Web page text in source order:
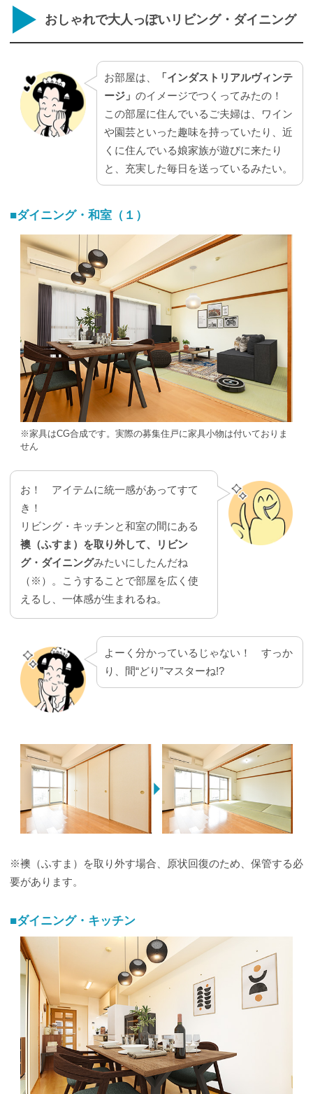
おしゃれで大人っぽいリビング・ダイニング
お部屋は、
「インダストリアルヴィンテ
ージ」 のイメージでつくってみたの！
この部屋に住んでいるご夫婦は、ワイン
や園芸といった趣味を持っていたり、近
くに住んでいる娘家族が遊びに来たり
と、充実した毎日を送っているみたい。
■ダイニング・和室（１）
※家具はCG合成です。実際の募集住戸に家具小物は付いておりま
せん
お！ アイテムに統一感があってすて
き！
リビング・キッチンと和室の間にある
襖（ふすま）を取り外して、リビン
グ・ダイニングみたいにしたんだね
（※）。こうすることで部屋を広く使
えるし、一体感が生まれるね。
よーく分かっているじゃない！ すっか
り、間“どり”マスターね!?
※襖（ふすま）を取り外す場合、原状回復のため、保管する必
要があります。
■ダイニング・キッチン